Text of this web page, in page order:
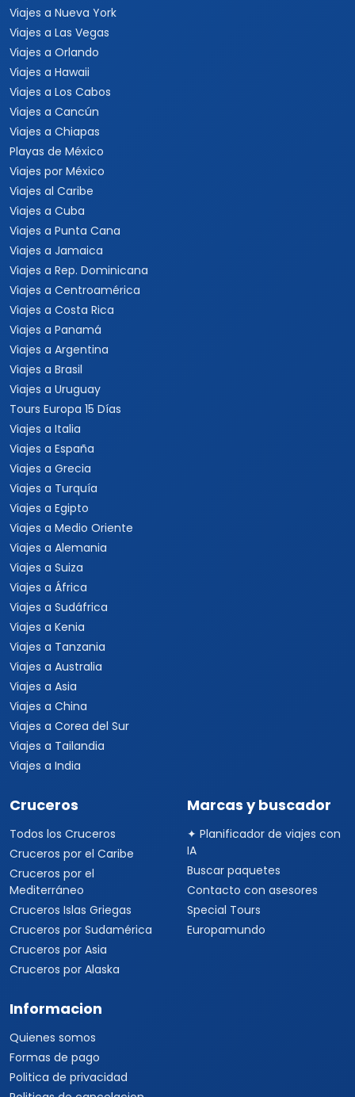
Viajes a Nueva York
Viajes a Las Vegas
Viajes a Orlando
Viajes a Hawaii
Viajes a Los Cabos
Viajes a Cancún
Viajes a Chiapas
Playas de México
Viajes por México
Viajes al Caribe
Viajes a Cuba
Viajes a Punta Cana
Viajes a Jamaica
Viajes a Rep. Dominicana
Viajes a Centroamérica
Viajes a Costa Rica
Viajes a Panamá
Viajes a Argentina
Viajes a Brasil
Viajes a Uruguay
Tours Europa 15 Días
Viajes a Italia
Viajes a España
Viajes a Grecia
Viajes a Turquía
Viajes a Egipto
Viajes a Medio Oriente
Viajes a Alemania
Viajes a Suiza
Viajes a África
Viajes a Sudáfrica
Viajes a Kenia
Viajes a Tanzania
Viajes a Australia
Viajes a Asia
Viajes a China
Viajes a Corea del Sur
Viajes a Tailandia
Viajes a India
Cruceros
Todos los Cruceros
Cruceros por el Caribe
Cruceros por el
Mediterráneo
Cruceros Islas Griegas
Cruceros por Sudamérica
Cruceros por Asia
Cruceros por Alaska
Marcas y buscador
✦ Planificador de viajes con
IA
Buscar paquetes
Contacto con asesores
Special Tours
Europamundo
Informacion
Quienes somos
Formas de pago
Politica de privacidad